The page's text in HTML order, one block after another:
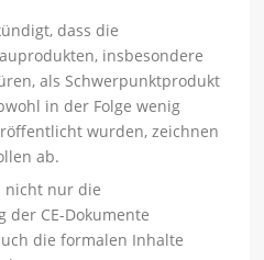
dass die
insbesondere
als Schwerpunktprodukt
in der Folge wenig
wurden, zeichnen
ab.
nicht nur die
der CE-Dokumente
die formalen Inhalte